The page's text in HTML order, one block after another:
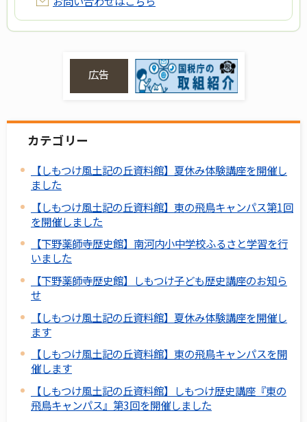
広告
カテゴリー
【しもつけ風土記の丘資料館】夏休み体験講座を開催し
ました
【しもつけ風土記の丘資料館】東の飛鳥キャンパス第1回
を開催しました
【下野薬師寺歴史館】南河内小中学校ふるさと学習を行
いました
【下野薬師寺歴史館】しもつけ子ども歴史講座のお知ら
せ
【しもつけ風土記の丘資料館】夏休み体験講座を開催し
ます
【しもつけ風土記の丘資料館】東の飛鳥キャンパスを開
催します
【しもつけ風土記の丘資料館】しもつけ歴史講座『東の
飛鳥キャンパス』第3回を開催しました